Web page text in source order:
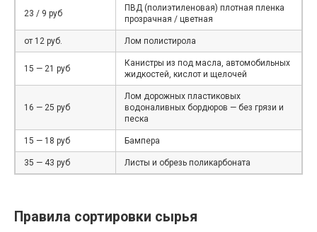
23 / 9 руб
ПВД (полиэтиленовая) плотная пленка
прозрачная / цветная
от 12 руб. Лом полистирола
15 — 21 руб
Канистры из под масла, автомобильных
жидкостей, кислот и щелочей
16 — 25 руб
Лом дорожных пластиковых
водоналивных бордюров — без грязи и
песка
15 — 18 руб Бампера
35 — 43 руб Листы и обрезь поликарбоната
Правила сортировки сырья